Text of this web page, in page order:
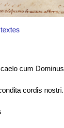
cum Dominus
cordis nostri.